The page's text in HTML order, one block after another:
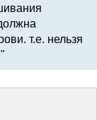
т.е. нельзя